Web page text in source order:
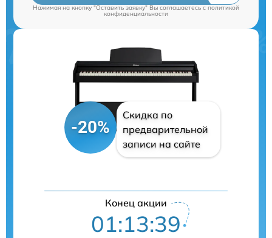
Нажимая на кнопку "Оставить заявку" Вы соглашаетесь cполитикой
конфиденциальности
-20%
Скидка по
предварительной
записи на сайте
Конец акции
01:13:39